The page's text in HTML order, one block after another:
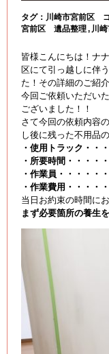
タグ： 川崎市宮前区
宮前区 遺品整理
川
皆様こんにちは！ナ
区にて引っ越しに伴
た！その詳細のご紹
今回ご依頼いただい
ございました！！
さて今回の依頼内容
し後に残った不用品
・使用トラック・・
・所要時間・・・・
・作業員・・・・・
・作業費用・・・・
当日お約束の時間に
まず必要箇所の養生